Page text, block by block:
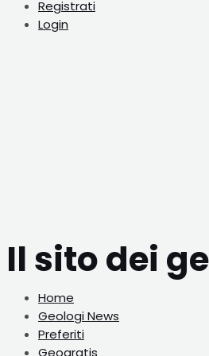
Registrati
Login
Il sito dei
Home
Geologi News
Preferiti